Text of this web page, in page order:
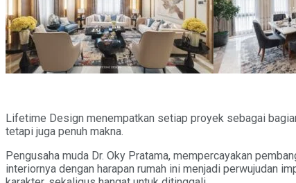
Lifetime Design menempatkan setiap proyek sebagai
tetapi juga penuh makna.
Pengusaha muda Dr. Oky Pratama, mempercayakan
interiornya dengan harapan rumah ini menjadi perwujudan